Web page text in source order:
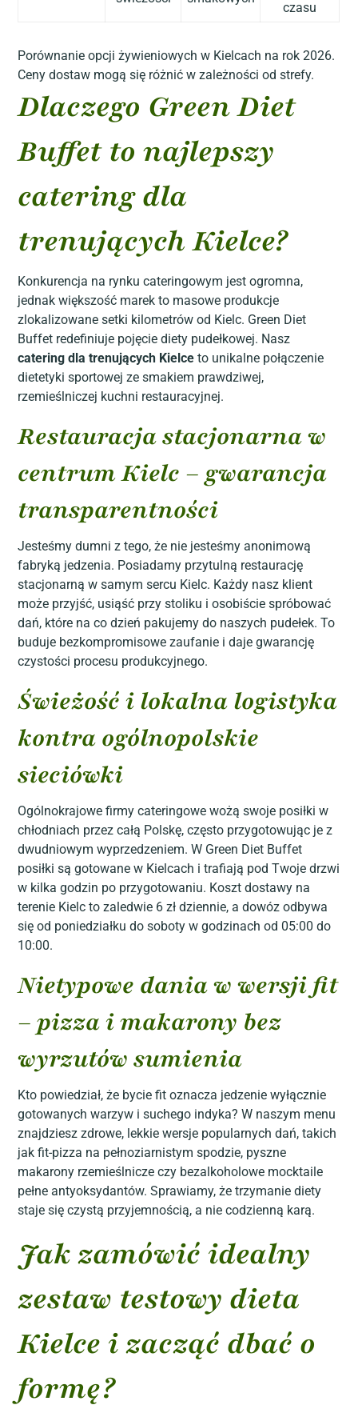
czasu
Porównanie opcji żywieniowych w Kielcach na rok 2026.
Ceny dostaw mogą się różnić w zależności od strefy.
Dlaczego Green Diet
Buffet to najlepszy
catering dla
trenujących Kielce?
Konkurencja na rynku cateringowym jest ogromna,
jednak większość marek to masowe produkcje
zlokalizowane setki kilometrów od Kielc. Green Diet
Buffet redefiniuje pojęcie diety pudełkowej. Nasz
catering dla trenujących Kielce to unikalne połączenie
dietetyki sportowej ze smakiem prawdziwej,
rzemieślniczej kuchni restauracyjnej.
Restauracja stacjonarna w
centrum Kielc – gwarancja
transparentności
Jesteśmy dumni z tego, że nie jesteśmy anonimową
fabryką jedzenia. Posiadamy przytulną restaurację
stacjonarną w samym sercu Kielc. Każdy nasz klient
może przyjść, usiąść przy stoliku i osobiście spróbować
dań, które na co dzień pakujemy do naszych pudełek. To
buduje bezkompromisowe zaufanie i daje gwarancję
czystości procesu produkcyjnego.
Świeżość i lokalna logistyka
kontra ogólnopolskie
sieciówki
Ogólnokrajowe firmy cateringowe wożą swoje posiłki w
chłodniach przez całą Polskę, często przygotowując je z
dwudniowym wyprzedzeniem. W Green Diet Buffet
posiłki są gotowane w Kielcach i trafiają pod Twoje drzwi
w kilka godzin po przygotowaniu. Koszt dostawy na
terenie Kielc to zaledwie 6 zł dziennie, a dowóz odbywa
się od poniedziałku do soboty w godzinach od 05:00 do
10:00.
Nietypowe dania w wersji fit
– pizza i makarony bez
wyrzutów sumienia
Kto powiedział, że bycie fit oznacza jedzenie wyłącznie
gotowanych warzyw i suchego indyka? W naszym menu
znajdziesz zdrowe, lekkie wersje popularnych dań, takich
jak fit-pizza na pełnoziarnistym spodzie, pyszne
makarony rzemieślnicze czy bezalkoholowe mocktaile
pełne antyoksydantów. Sprawiamy, że trzymanie diety
staje się czystą przyjemnością, a nie codzienną karą.
Jak zamówić idealny
zestaw testowy dieta
Kielce i zacząć dbać o
formę?